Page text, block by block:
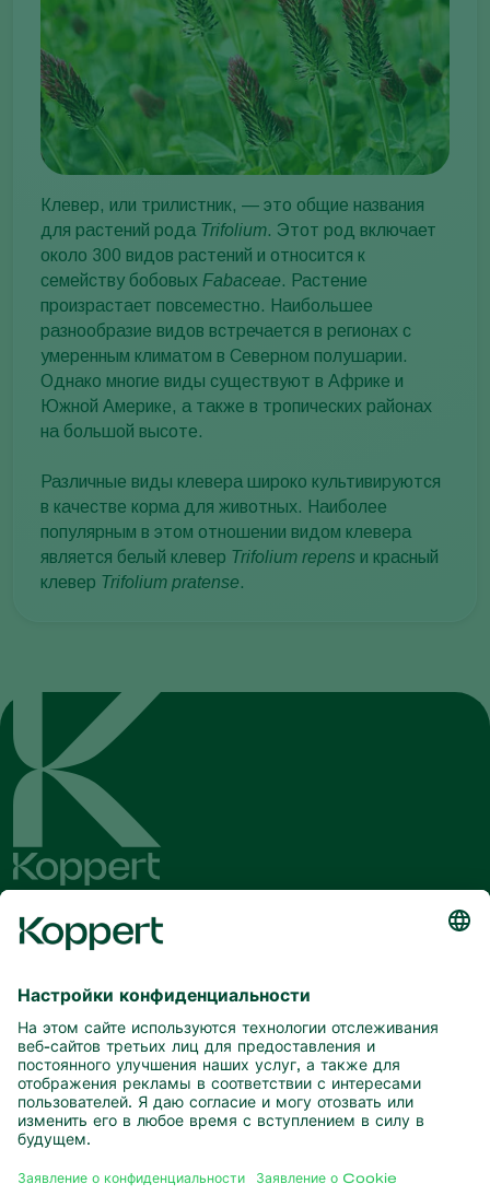
Клевер, или трилистник, — это общие названия
для растений рода Trifolium. Этот род включает
около 300 видов растений и относится к
семейству бобовых Fabaceae. Растение
произрастает повсеместно. Наибольшее
разнообразие видов встречается в регионах с
умеренным климатом в Северном полушарии.
Однако многие виды существуют в Африке и
Южной Америке, а также в тропических районах
на большой высоте.
Различные виды клевера широко культивируются
в качестве корма для животных. Наиболее
популярным в этом отношении видом клевера
является белый клевер Trifolium repens и красный
клевер Trifolium pratense.
и актуальной информации
Подписаться здесь
Партнерство с природой
О компании Koppert